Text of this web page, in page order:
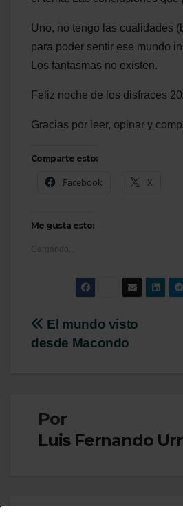
Uno, no tengo las cualidades
para poder sentir ese mundo
Los fantasmas no existen.
Feliz noche de los disfraces
Gracias por leer, opinar y
Comparte esto:
Facebook X
Me gusta esto:
Cargando...
Navegación
El mundo visto
desde Macondo
Por
Luis Fernando